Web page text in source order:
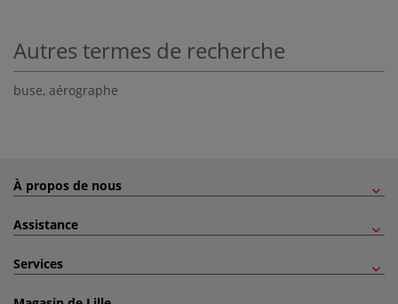
Autres termes de recherche
buse, aérographe
À propos de nous
Assistance
Services